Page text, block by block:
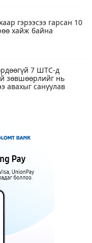
гэрээсээ гарсан 10
хайж байна
7 ШТС-д
зөвшөөрлийг нь
авахыг сануулав
уулзаж, хамтын
талаар ярилцжээ
байна
урьдчилсан
олгохгүй байхаар